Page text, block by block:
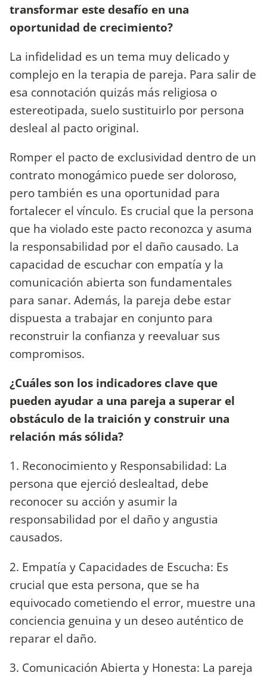
transformar este desafío en una
oportunidad de crecimiento?
La infidelidad es un tema muy delicado y
complejo en la terapia de pareja. Para salir de
esa connotación quizás más religiosa o
estereotipada, suelo sustituirlo por persona
desleal al pacto original.
Romper el pacto de exclusividad dentro de un
contrato monogámico puede ser doloroso,
pero también es una oportunidad para
fortalecer el vínculo. Es crucial que la persona
que ha violado este pacto reconozca y asuma
la responsabilidad por el daño causado. La
capacidad de escuchar con empatía y la
comunicación abierta son fundamentales
para sanar. Además, la pareja debe estar
dispuesta a trabajar en conjunto para
reconstruir la confianza y reevaluar sus
compromisos.
¿Cuáles son los indicadores clave que
pueden ayudar a una pareja a superar el
obstáculo de la traición y construir una
relación más sólida?
1. Reconocimiento y Responsabilidad: La
persona que ejerció deslealtad, debe
reconocer su acción y asumir la
responsabilidad por el daño y angustia
causados.
2. Empatía y Capacidades de Escucha: Es
crucial que esta persona, que se ha
equivocado cometiendo el error, muestre una
conciencia genuina y un deseo auténtico de
reparar el daño.
3. Comunicación Abierta y Honesta: La pareja